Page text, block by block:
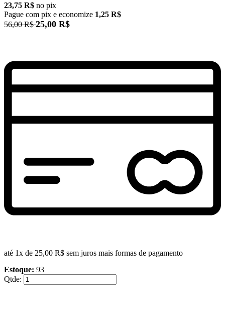
23,75 R$ no pix
Pague com pix e economize 1,25 R$
56,00 R$25,00 R$
até 1x de 25,00 R$ sem juros mais formas de pagamento
Estoque: 93
Qtde: